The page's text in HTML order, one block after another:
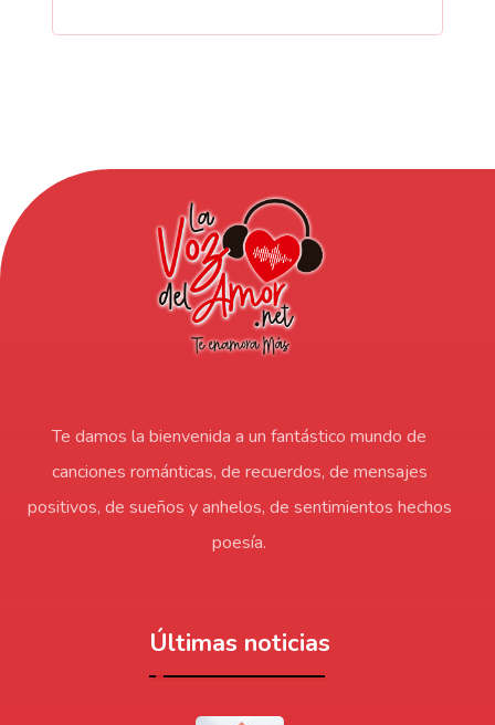
Te damos la bienvenida a un fantástico mundo de
canciones románticas, de recuerdos, de mensajes
positivos, de sueños y anhelos, de sentimientos hechos
poesía.
Últimas noticias